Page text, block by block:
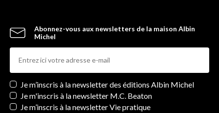
Abonnez-vous aux newsletters de la maison Albin
Michel
Newsletters
Je m’inscris à la newsletter des éditions Albin Michel
Je m'inscris à la newsletter M.C. Beaton
Je m’inscris à la newsletter Vie pratique